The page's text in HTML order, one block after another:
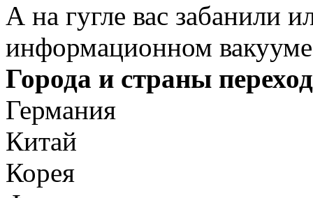
А на гугле вас забанили
информационном
Города и страны
Германия
Китай
Корея